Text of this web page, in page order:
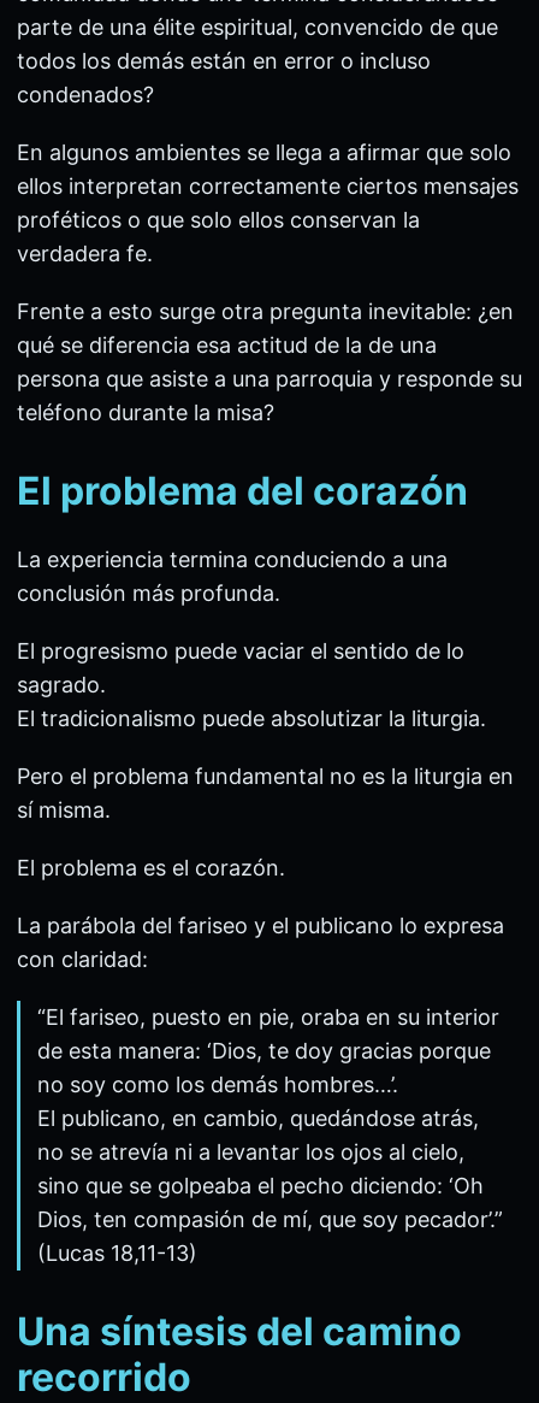
parte de una élite espiritual, convencido de que
todos los demás están en error o incluso
condenados?
En algunos ambientes se llega a afirmar que solo
ellos interpretan correctamente ciertos mensajes
proféticos o que solo ellos conservan la
verdadera fe.
Frente a esto surge otra pregunta inevitable: ¿en
qué se diferencia esa actitud de la de una
persona que asiste a una parroquia y responde su
teléfono durante la misa?
El problema del corazón
La experiencia termina conduciendo a una
conclusión más profunda.
El progresismo puede vaciar el sentido de lo
sagrado.
El tradicionalismo puede absolutizar la liturgia.
Pero el problema fundamental no es la liturgia en
sí misma.
El problema es el corazón.
La parábola del fariseo y el publicano lo expresa
con claridad:
“El fariseo, puesto en pie, oraba en su interior
de esta manera: ‘Dios, te doy gracias porque
no soy como los demás hombres…’.
El publicano, en cambio, quedándose atrás,
no se atrevía ni a levantar los ojos al cielo,
sino que se golpeaba el pecho diciendo: ‘Oh
Dios, ten compasión de mí, que soy pecador’.”
(Lucas 18,11-13)
Una síntesis del camino
recorrido